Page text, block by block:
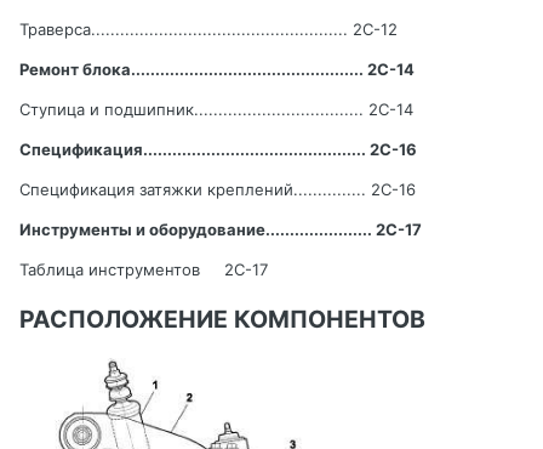
Траверса..................................................... 2C-12
Ремонт блока................................................ 2C-14
Ступица и подшипник................................... 2C-14
Спецификация.............................................. 2C-16
Спецификация затяжки креплений............... 2C-16
Инструменты и оборудование...................... 2C-17
Таблица инструментов 2C-17
РАСПОЛОЖЕНИЕ КОМПОНЕНТОВ